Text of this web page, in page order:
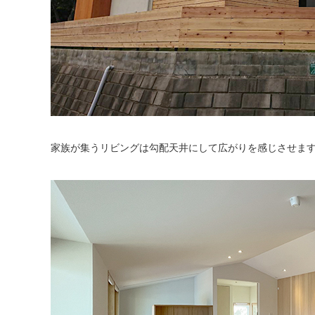
家族が集うリビングは勾配天井にして広がりを感じさせま